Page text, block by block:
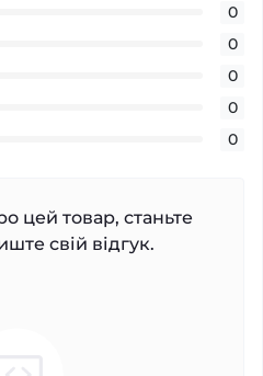
0
0
0
0
0
цей товар, станьте
свій відгук.